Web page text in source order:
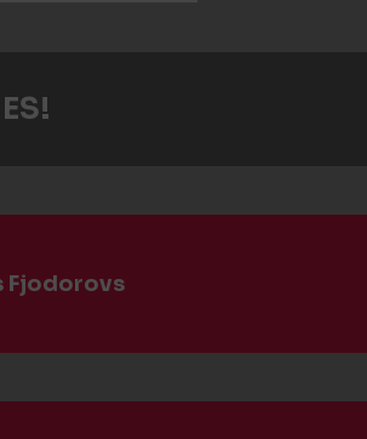
Fjodorovs